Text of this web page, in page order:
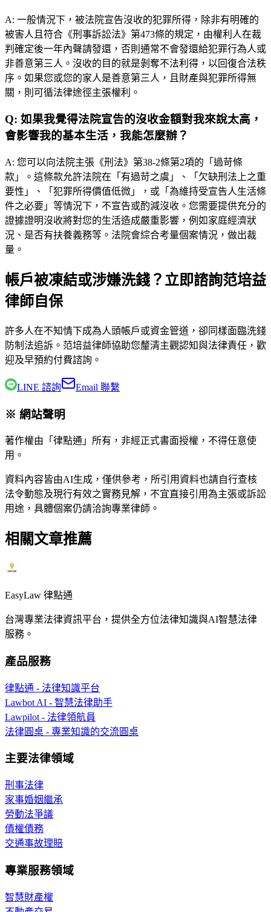
A: 一般情況下，被法院宣告沒收的犯罪所得，除非有明確的
被害人且符合《刑事訴訟法》第473條的規定，由權利人在裁
判確定後一年內聲請發還，否則通常不會發還給犯罪行為人或
非善意第三人。沒收的目的就是剝奪不法利得，以回復合法秩
序。如果您或您的家人是善意第三人，且財產與犯罪所得無
關，則可循法律途徑主張權利。
Q: 如果我覺得法院宣告的沒收金額對我來說太高，
會影響我的基本生活，我能怎麼辦？
A: 您可以向法院主張《刑法》第38-2條第2項的「過苛條
款」。這條款允許法院在「有過苛之虞」、「欠缺刑法上之重
要性」、「犯罪所得價值低微」，或「為維持受宣告人生活條
件之必要」等情況下，不宣告或酌減沒收。您需要提供充分的
證據證明沒收將對您的生活造成嚴重影響，例如家庭經濟狀
況、是否有扶養義務等。法院會綜合考量個案情況，做出裁
量。
帳戶被凍結或涉嫌洗錢？立即諮詢范培益
律師自保
許多人在不知情下成為人頭帳戶或資金管道，卻同樣面臨洗錢
防制法追訴。 范培益律師協助您釐清主觀認知與法律責任，歡
迎及早預約付費諮詢。
LINE 諮詢 Email 聯繫
※ 網站聲明
著作權由「律點通」所有，非經正式書面授權，不得任意使
用。
資料內容皆由AI生成，僅供參考，所引用資料也請自行查核
法令動態及現行有效之實務見解，不宜直接引用為主張或訴訟
用途，具體個案仍請洽詢專業律師。
相關文章推薦
EasyLaw 律點通
台灣專業法律資訊平台，提供全方位法律知識與AI智慧法律
服務。
產品服務
律點通 - 法律知識平台
Lawbot AI - 智慧法律助手
Lawpilot - 法律領航員
法律圓桌 - 專業知識的交流圓桌
主要法律領域
刑事法律
家事婚姻繼承
勞動法爭議
債權債務
交通事故理賠
專業服務領域
智慧財產權